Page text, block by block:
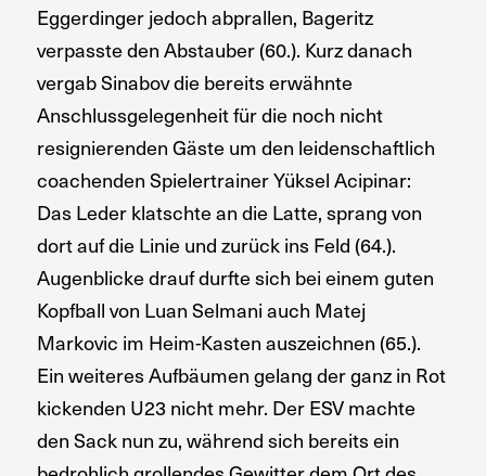
Eggerdinger jedoch abprallen, Bageritz
verpasste den Abstauber (60.). Kurz danach
vergab Sinabov die bereits erwähnte
Anschlussgelegenheit für die noch nicht
resignierenden Gäste um den leidenschaftlich
coachenden Spielertrainer Yüksel Acipinar:
Das Leder klatschte an die Latte, sprang von
dort auf die Linie und zurück ins Feld (64.).
Augenblicke drauf durfte sich bei einem guten
Kopfball von Luan Selmani auch Matej
Markovic im Heim-Kasten auszeichnen (65.).
Ein weiteres Aufbäumen gelang der ganz in Rot
kickenden U23 nicht mehr. Der ESV machte
den Sack nun zu, während sich bereits ein